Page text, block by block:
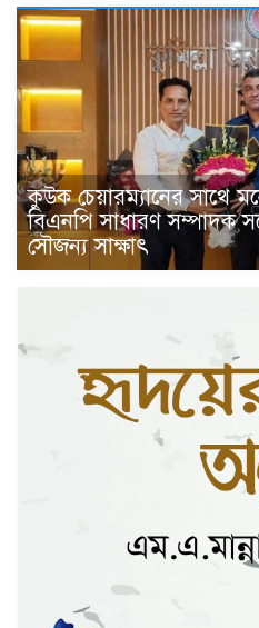
কুউক চেয়ারম্যানের সাথে
বিএনপি সাধারণ সম্পাদক
সৌজন্য সাক্ষাৎ